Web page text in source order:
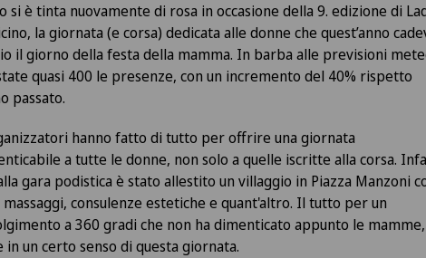
si è tinta nuovamente di rosa in occasione della 9. edizione di
la giornata (e corsa) dedicata alle donne che quest’anno
il giorno della festa della mamma. In barba alle previsioni
quasi 400 le presenze, con un incremento del 40% rispetto
passato.
hanno fatto di tutto per offrire una giornata
a tutte le donne, non solo a quelle iscritte alla corsa.
gara podistica è stato allestito un villaggio in Piazza Manzoni
massaggi, consulenze estetiche e quant'altro. Il tutto per un
a 360 gradi che non ha dimenticato appunto le mamme,
in un certo senso di questa giornata.